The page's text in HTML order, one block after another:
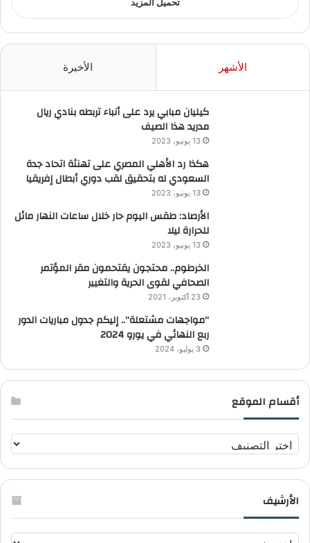
تحميل المزيد
الأشهر الأخيرة
كيليان مبابي يرد على أنباء تربطه بنادي ريال
مدريد هذا الصيف
13 يونيو، 2023
هكذا رد الأهلي المصري على تهنئة اتحاد جدة
السعودي له بتحقيق لقب دوري أبطال إفريقيا
13 يونيو، 2023
الأرصاد: طقس اليوم حار خلال ساعات النهار مائل
للحرارة ليلا
13 يونيو، 2023
الخرطوم.. محتجون يقتحمون مقر المؤتمر
الصحافي لقوى الحرية والتغيير
23 أكتوبر، 2021
“مواجهات مشتعلة”.. إليكم جدول مباريات الدور
ربع النهائي في يورو 2024
3 يوليو، 2024
أقسام الموقع
ق
س
م
الأرشيف